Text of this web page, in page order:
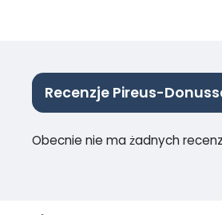
Recenzje Pireus-
Obecnie nie ma żadnych